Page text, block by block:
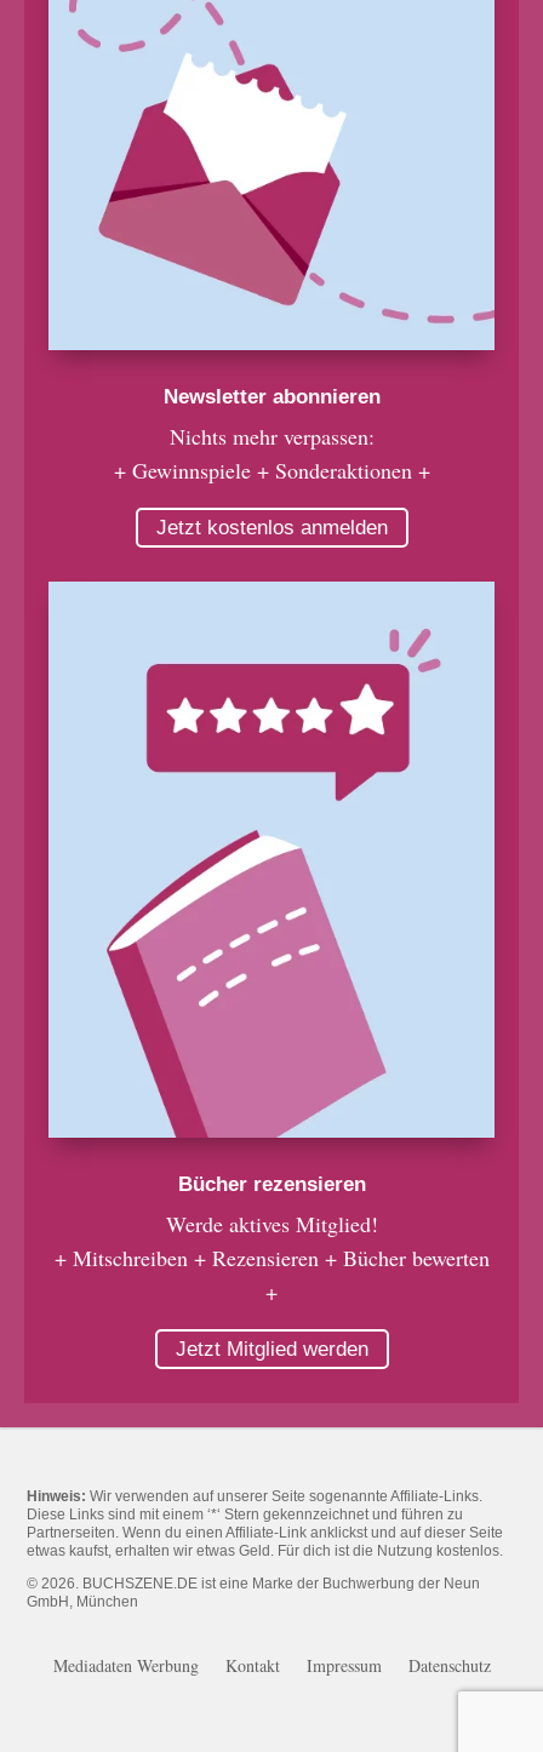
Newsletter abonnieren
Nichts mehr verpassen:
+ Gewinnspiele + Sonderaktionen +
Jetzt kostenlos anmelden
Bücher rezensieren
Werde aktives Mitglied!
+ Mitschreiben + Rezensieren + Bücher bewerten
+
Jetzt Mitglied werden
Hinweis: Wir verwenden auf unserer Seite sogenannte Affiliate-Links.
Diese Links sind mit einem ‘*‘ Stern gekennzeichnet und führen zu
Partnerseiten. Wenn du einen Affiliate-Link anklickst und auf dieser Seite
etwas kaufst, erhalten wir etwas Geld. Für dich ist die Nutzung kostenlos.
© 2026. BUCHSZENE.DE ist eine Marke der Buchwerbung der Neun
GmbH, München
Mediadaten Werbung Kontakt Impressum Datenschutz